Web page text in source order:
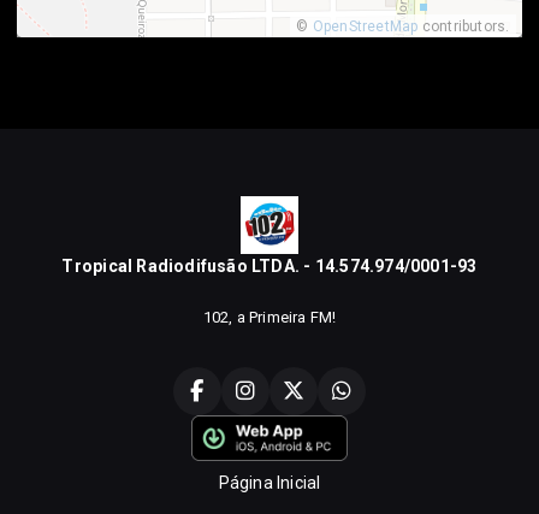
© OpenStreetMap contributors.
Tropical Radiodifusão LTDA. - 14.574.974/0001-93
102, a Primeira FM!
Página Inicial